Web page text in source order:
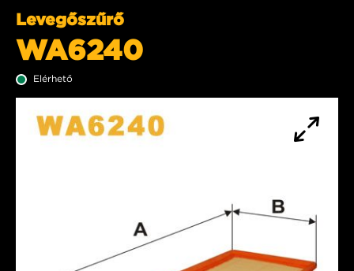
Levegőszűrő
WA6240
Elérhető